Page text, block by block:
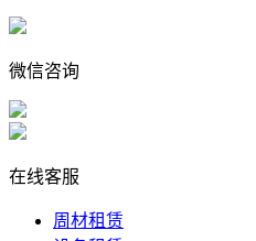
微信咨询
在线客服
周材租赁